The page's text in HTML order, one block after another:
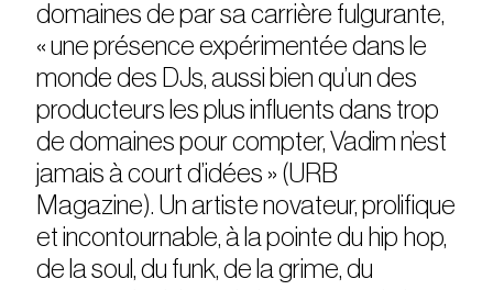
domaines de par sa carrière fulgurante,
« une présence expérimentée dans le
monde des DJs, aussi bien qu’un des
producteurs les plus influents dans trop
de domaines pour compter, Vadim n’est
jamais à court d’idées » (URB
Magazine). Un artiste novateur, prolifique
et incontournable, à la pointe du hip hop,
de la soul, du funk, de la grime, du